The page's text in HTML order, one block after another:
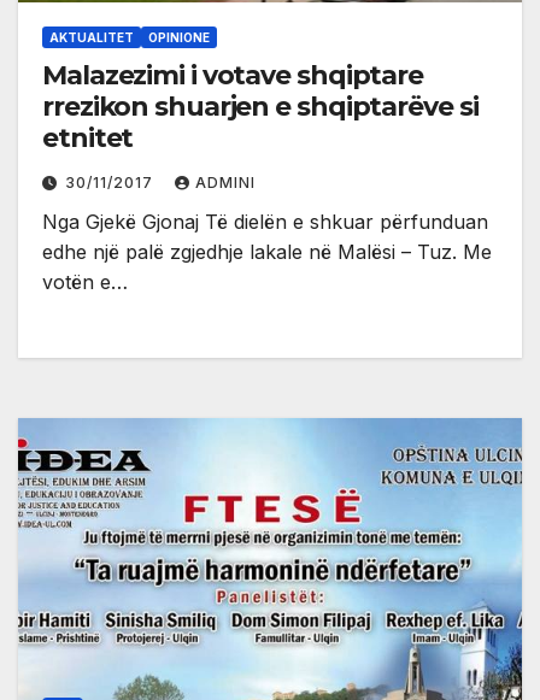
AKTUALITET OPINIONE
Malazezimi i votave shqiptare
rrezikon shuarjen e shqiptarëve si
etnitet
30/11/2017 ADMINI
Nga Gjekë Gjonaj Të dielën e shkuar përfunduan
edhe një palë zgjedhje lakale në Malësi – Tuz. Me
votën e…